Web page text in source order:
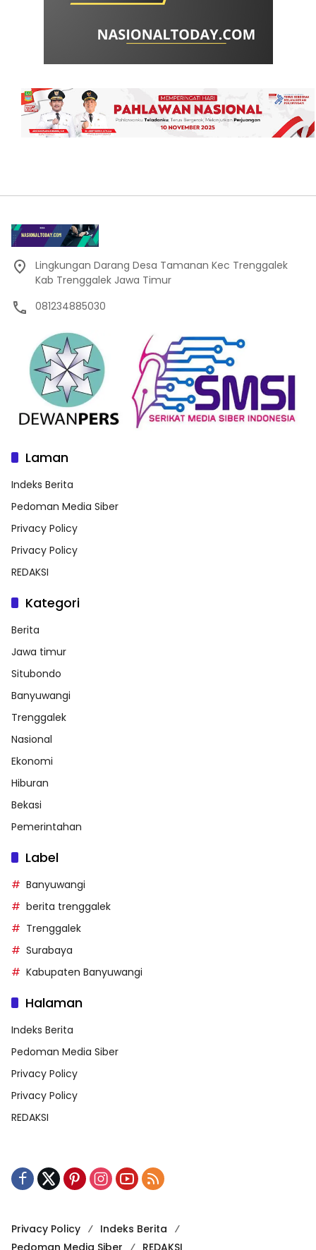
Lingkungan Darang Desa Tamanan Kec Trenggalek
Kab Trenggalek Jawa Timur
081234885030
Laman
Indeks Berita
Pedoman Media Siber
Privacy Policy
Privacy Policy
REDAKSI
Kategori
Berita
Jawa timur
Situbondo
Banyuwangi
Trenggalek
Nasional
Ekonomi
Hiburan
Bekasi
Pemerintahan
Label
Banyuwangi
berita trenggalek
Trenggalek
Surabaya
Kabupaten Banyuwangi
Halaman
Indeks Berita
Pedoman Media Siber
Privacy Policy
Privacy Policy
REDAKSI
Privacy Policy
Indeks Berita
Pedoman Media Siber
REDAKSI